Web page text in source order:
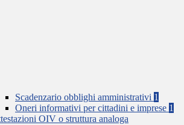
Scadenzario obblighi amministrativi 1
Oneri informativi per cittadini e imprese 1
OIV o struttura analoga